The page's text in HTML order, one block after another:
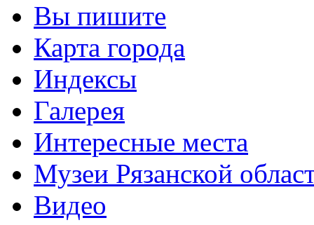
Вы пишите
Карта города
Индексы
Галерея
Интересные места
Музеи Рязанской
Видео